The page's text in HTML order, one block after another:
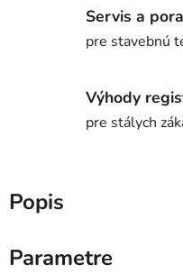
Servis a
pre stavebnú
Výhody
pre stálych
Popis
Parametre